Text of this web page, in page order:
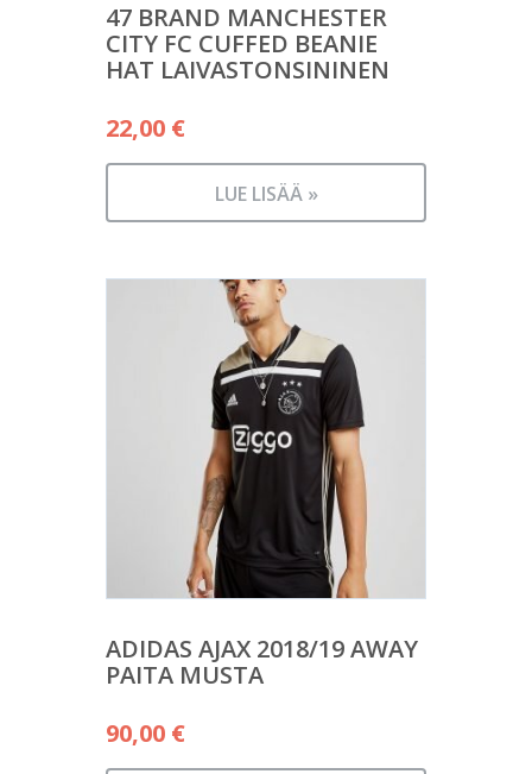
47 BRAND MANCHESTER
CITY FC CUFFED BEANIE
HAT LAIVASTONSININEN
22,00 €
LUE LISÄÄ »
ADIDAS AJAX 2018/19 AWAY
PAITA MUSTA
90,00 €